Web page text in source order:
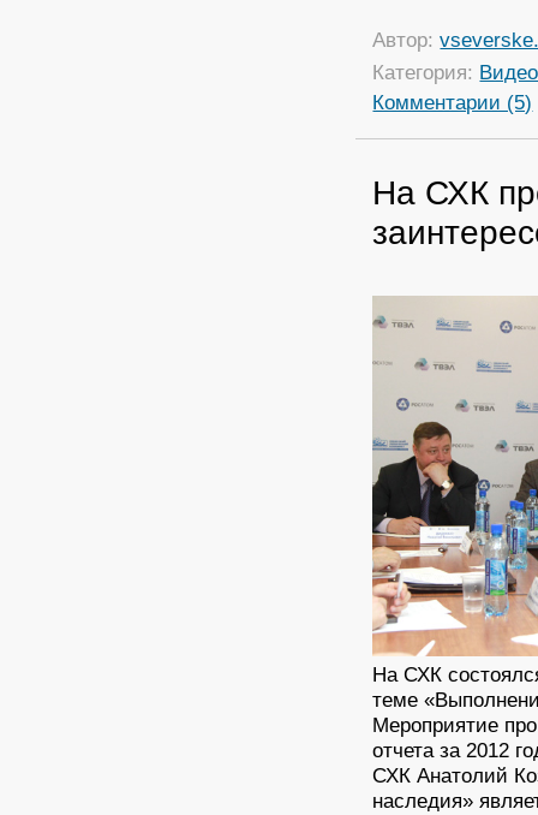
Автор:
Категория: Видео
Комментарии (5)
На СХК
На СХК
теме
Мероприятие
отчета за 2012
СХК Анатолий
наследия»